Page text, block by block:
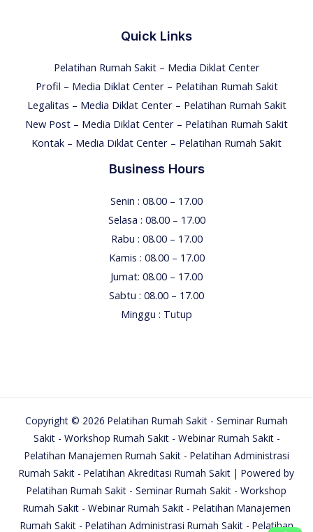
Quick Links
Pelatihan Rumah Sakit – Media Diklat Center
Profil – Media Diklat Center – Pelatihan Rumah Sakit
Legalitas – Media Diklat Center – Pelatihan Rumah Sakit
New Post – Media Diklat Center – Pelatihan Rumah Sakit
Kontak – Media Diklat Center – Pelatihan Rumah Sakit
Business Hours
Senin : 08.00 – 17.00
Selasa : 08.00 – 17.00
Rabu : 08.00 – 17.00
Kamis : 08.00 – 17.00
Jumat: 08.00 – 17.00
Sabtu : 08.00 – 17.00
Minggu : Tutup
Copyright © 2026 Pelatihan Rumah Sakit - Seminar Rumah
Sakit - Workshop Rumah Sakit - Webinar Rumah Sakit -
Pelatihan Manajemen Rumah Sakit - Pelatihan Administrasi
Rumah Sakit - Pelatihan Akreditasi Rumah Sakit | Powered by
Pelatihan Rumah Sakit - Seminar Rumah Sakit - Workshop
Rumah Sakit - Webinar Rumah Sakit - Pelatihan Manajemen
Rumah Sakit - Pelatihan Administrasi Rumah Sakit - Pelatihan